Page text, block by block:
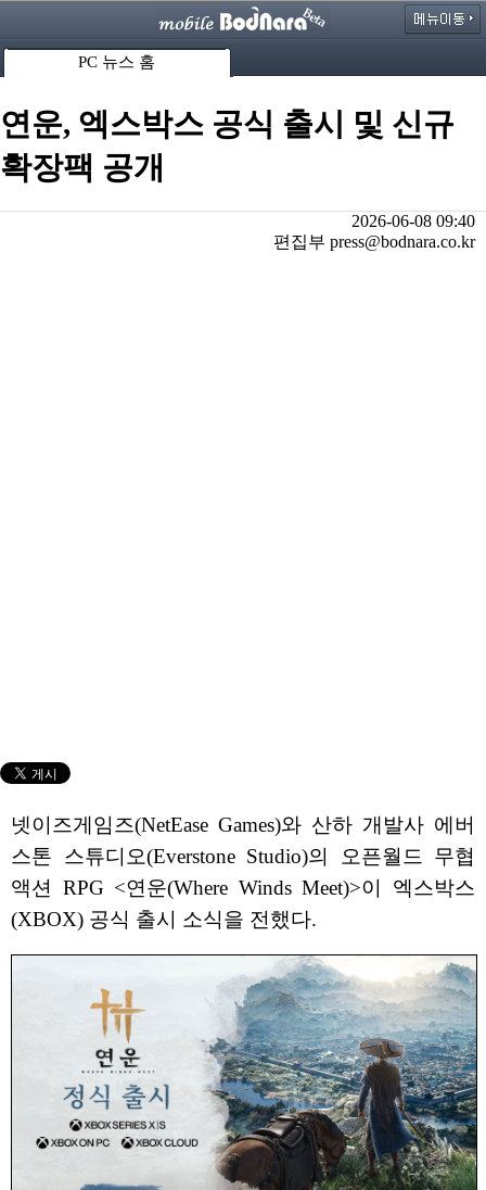
PC 뉴스 홈
연운, 엑스박스 공식 출시 및 신규
확장팩 공개
2026-06-08 09:40
편집부 press@bodnara.co.kr
넷이즈게임즈(NetEase Games)와 산하 개발사 에버
스톤 스튜디오(Everstone Studio)의 오픈월드 무협
액션 RPG <연운(Where Winds Meet)>이 엑스박스
(XBOX) 공식 출시 소식을 전했다.